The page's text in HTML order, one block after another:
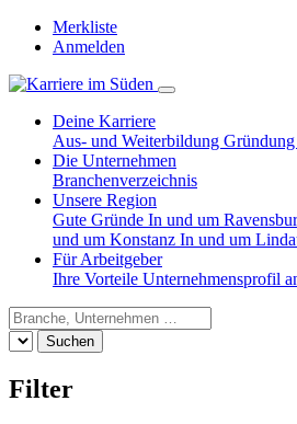
Merkliste
Anmelden
Deine Karriere
Aus- und Weiterbildung
Die Unternehmen
Branchenverzeichnis
Unsere Region
Gute Gründe In und um
und um Konstanz In und um
Für Arbeitgeber
Ihre Vorteile Unternehmensprofil
Suchen
Filter